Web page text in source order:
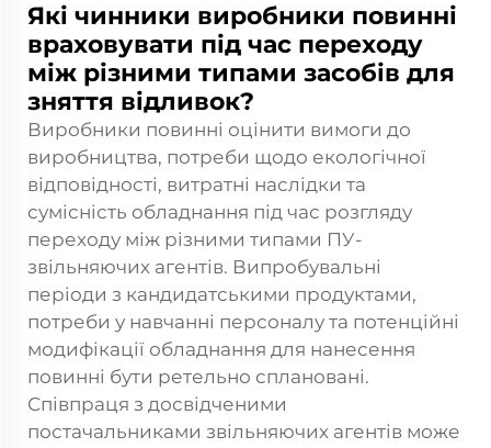
Які чинники виробники повинні
враховувати під час переходу
між різними типами засобів для
зняття відливок?
Виробники повинні оцінити вимоги до
виробництва, потреби щодо екологічної
відповідності, витратні наслідки та
сумісність обладнання під час розгляду
переходу між різними типами ПУ-
звільняючих агентів. Випробувальні
періоди з кандидатськими продуктами,
потреби у навчанні персоналу та потенційні
модифікації обладнання для нанесення
повинні бути ретельно сплановані.
Співпраця з досвідченими
постачальниками звільняючих агентів може